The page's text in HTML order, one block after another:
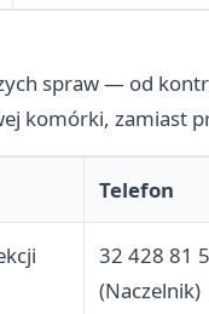
spraw — od
komórki, zamiast
Telefon
32 428 81
(Naczelnik)